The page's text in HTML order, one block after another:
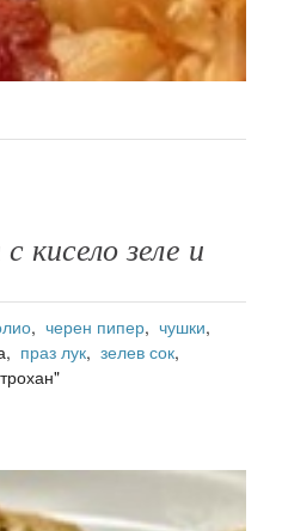
кисело зеле и
, черен пипер, чушки,
праз лук, зелев сок,